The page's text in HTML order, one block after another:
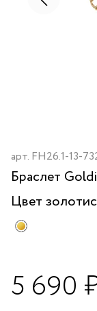
арт. FH26.1-13-
Браслет
Цвет
5 690